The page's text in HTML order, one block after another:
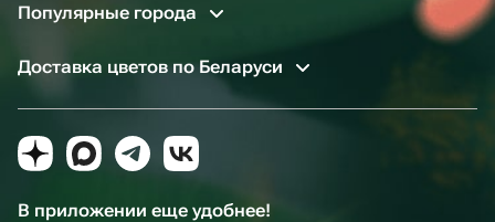
Популярные города
Доставка цветов по Беларуси
В приложении еще удобнее!